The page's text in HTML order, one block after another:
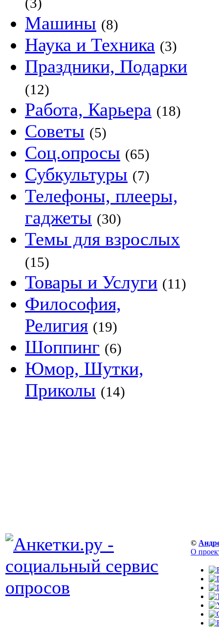
Машины (8)
Наука и Техника (3)
Праздники, Подарки
(12)
Работа, Карьера (18)
Советы (5)
Соц.опросы (65)
Субкультуры (7)
Телефоны, плееры,
гаджеты (30)
Темы для взрослых
(15)
Товары и Услуги (11)
Философия,
Религия (19)
Шоппинг (6)
Юмор, Шутки,
Приколы (14)
©
О